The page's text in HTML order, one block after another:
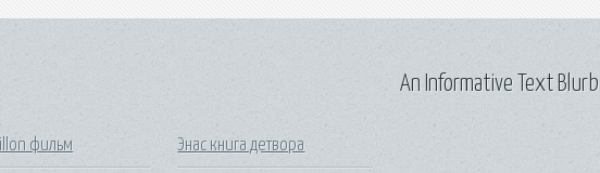
фильм Энас книга детвора
An Informative Text Blurb